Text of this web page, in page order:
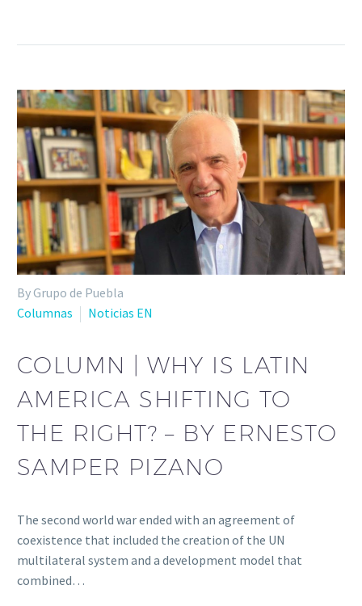
By Grupo de Puebla
Columnas
Noticias EN
COLUMN | WHY IS LATIN
AMERICA SHIFTING TO
THE RIGHT? – BY ERNESTO
SAMPER PIZANO
The second world war ended with an agreement of
coexistence that included the creation of the UN
multilateral system and a development model that
combined…